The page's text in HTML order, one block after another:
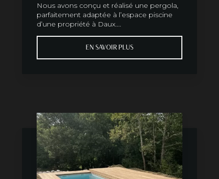
Nous avons conçu et réalisé une pergola,
parfaitement adaptée à l’espace piscine
d’une propriété à Daux....
EN SAVOIR PLUS